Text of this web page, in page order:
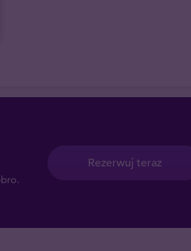
Rezerwuj teraz